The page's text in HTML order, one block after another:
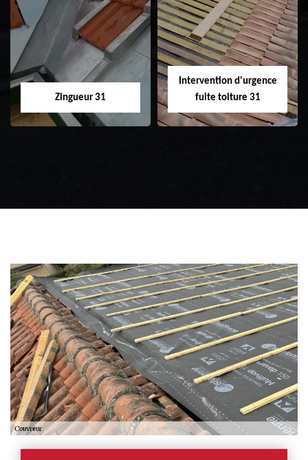
Etanchéité toiture
31
Réparation de
toiture 31
Zingueur 31
Intervention d'urgence
fuite toiture 31